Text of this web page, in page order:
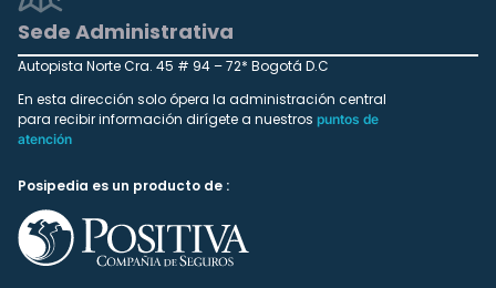
Sede Administrativa
Autopista Norte Cra. 45 # 94 – 72* Bogotá D.C
En esta dirección solo ópera la administración central
para recibir información dirígete a nuestros puntos de
atención
Posipedia es un producto de :